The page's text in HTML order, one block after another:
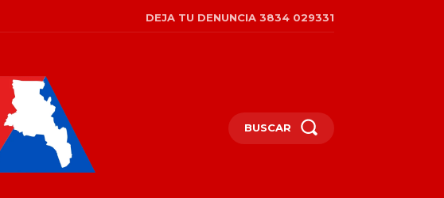
DEJA TU DENUNCIA 3834 029331
BUSCAR